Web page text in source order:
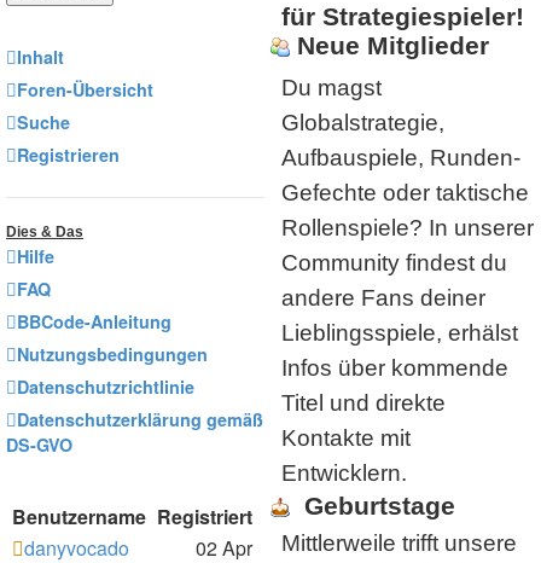
Inhalt
Foren-Übersicht
Suche
Registrieren
Dies & Das
Hilfe
FAQ
BBCode-Anleitung
Nutzungsbedingungen
Datenschutzrichtlinie
Datenschutzerklärung gemäß
DS-GVO
Neue Mitglieder
Benutzername Registriert
danyvocado
02 Apr
Geburtstage
für Strategiespieler!
Du magst
Globalstrategie,
Aufbauspiele, Runden-
Gefechte oder taktische
Rollenspiele? In unserer
Community findest du
andere Fans deiner
Lieblingsspiele, erhälst
Infos über kommende
Titel und direkte
Kontakte mit
Entwicklern.
Mittlerweile trifft unsere